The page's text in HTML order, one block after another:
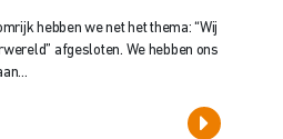
hebben we net het thema: “Wij
afgesloten. We hebben ons